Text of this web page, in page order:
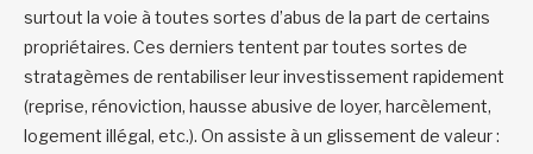
surtout la voie à toutes sortes d’abus de la part de certains
propriétaires. Ces derniers tentent par toutes sortes de
stratagèmes de rentabiliser leur investissement rapidement
(reprise, rénoviction, hausse abusive de loyer, harcèlement,
logement illégal, etc.). On assiste à un glissement de valeur :